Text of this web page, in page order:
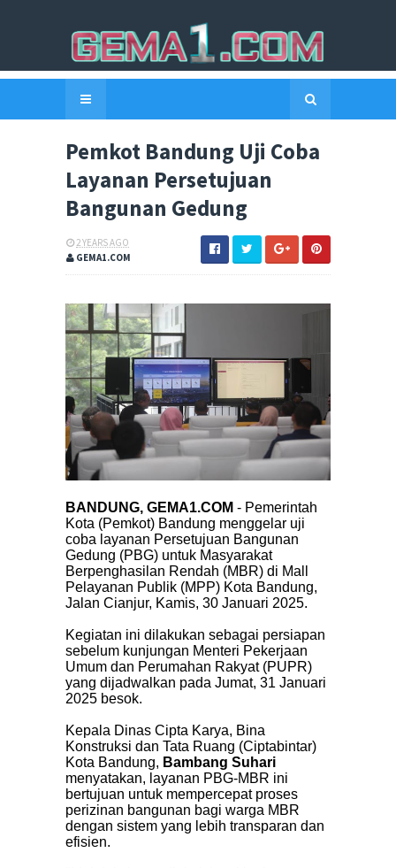
Pemkot Bandung Uji Coba
Layanan Persetujuan
Bangunan Gedung
2 YEARS AGO
GEMA1.COM
BANDUNG, GEMA1.COM - Pemerintah
Kota (Pemkot) Bandung menggelar uji
coba layanan Persetujuan Bangunan
Gedung (PBG) untuk Masyarakat
Berpenghasilan Rendah (MBR) di Mall
Pelayanan Publik (MPP) Kota Bandung,
Jalan Cianjur, Kamis, 30 Januari 2025.
Kegiatan ini dilakukan sebagai persiapan
sebelum kunjungan Menteri Pekerjaan
Umum dan Perumahan Rakyat (PUPR)
yang dijadwalkan pada Jumat, 31 Januari
2025 besok.
Kepala Dinas Cipta Karya, Bina
Konstruksi dan Tata Ruang (Ciptabintar)
Kota Bandung, Bambang Suhari
menyatakan, layanan PBG-MBR ini
bertujuan untuk mempercepat proses
perizinan bangunan bagi warga MBR
dengan sistem yang lebih transparan dan
efisien.